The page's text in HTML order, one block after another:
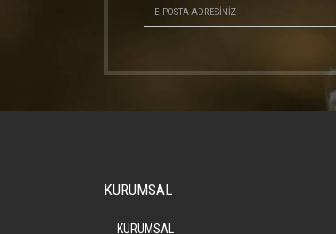
KURUMSAL
KURUMSAL